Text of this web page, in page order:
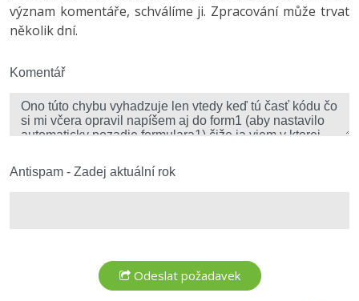
Fórum
Kybernetická bezpečnost
význam komentáře, schválíme ji. Zpracování může trvat
několik dní.
Komentář
Antispam - Zadej aktuální rok